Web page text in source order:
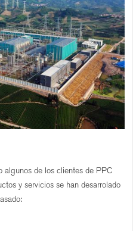
algunos de los clientes de PPC
y servicios se han desarrolado